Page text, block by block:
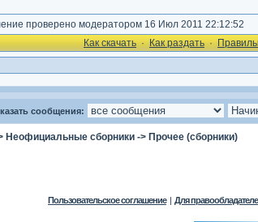
проверено модератором 16 Июл 2011 22:12:52
Как cкачать · Как раздать ·
сообщения:
Неофициальные сборники-> Прочее (сборники)
Пользовательское соглашение | Для